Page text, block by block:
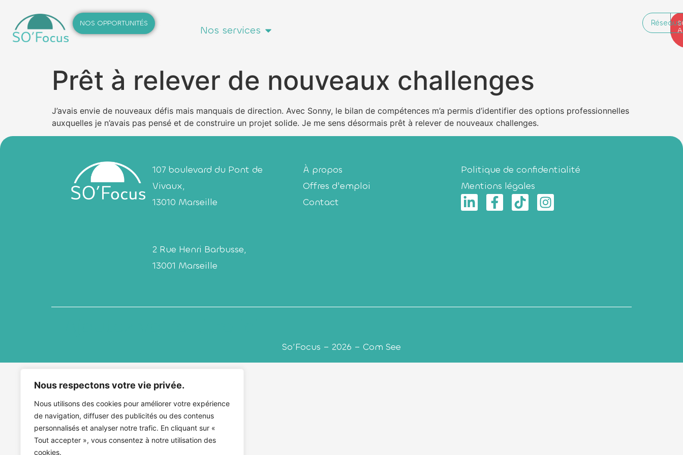
Nous respectons votre vie privée.
Nous utilisons des cookies pour améliorer votre expérience
de navigation, diffuser des publicités ou des contenus
personnalisés et analyser notre trafic. En cliquant sur «
Tout accepter », vous consentez à notre utilisation des
cookies.
NOS OPPORTUNITÉS
Nos services
Réseaux
Prêt à relever de nouveaux challenges
J’avais envie de nouveaux défis mais manquais de direction. Avec Sonny, le bilan de compétences m’a permis d’identifier des options professionnelles
auxquelles je n’avais pas pensé et de construire un projet solide. Je me sens désormais prêt à relever de nouveaux challenges.
107 boulevard du Pont de
Vivaux,
13010 Marseille
2 Rue Henri Barbusse,
13001 Marseille
À propos
Offres d'emploi
Contact
Politique de confidentialité
Mentions légales
So’Focus – 2026 – Com See